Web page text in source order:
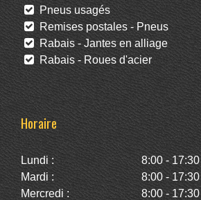
Pneus usagés
Remises postales - Pneus
Rabais - Jantes en alliage
Rabais - Roues d'acier
Horaire
Lundi :
8:00 - 17:30
Mardi :
8:00 - 17:30
Mercredi :
8:00 - 17:30